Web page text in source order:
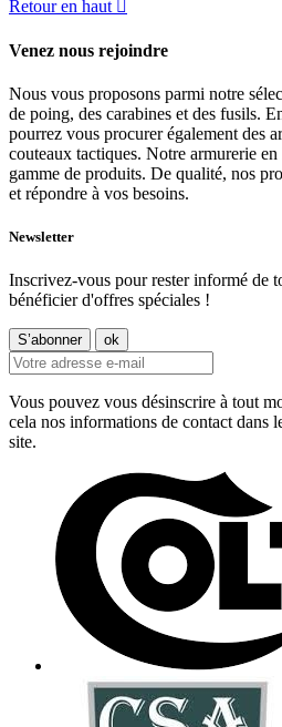
Retour en haut
Venez nous rejoindre
Nous vous proposons parmi notre
de poing, des carabines et des fusils.
pourrez vous procurer également des
couteaux tactiques. Notre armurerie
gamme de produits. De qualité, nos
et répondre à vos besoins.
Newsletter
Inscrivez-vous pour rester informé de
bénéficier d'offres spéciales !
Vous pouvez vous désinscrire à tout
cela nos informations de contact dans
site.